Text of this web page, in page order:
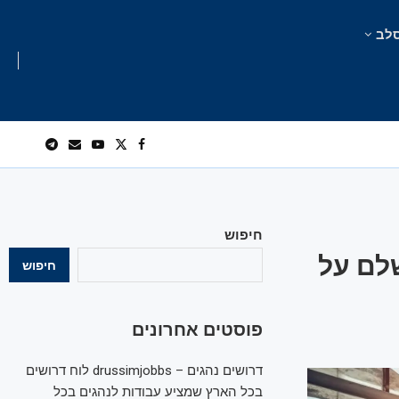
על
חיפוש
חיפוש
פוסטים אחרונים
דרושים נהגים – drussimjobbs לוח דרושים
בכל הארץ שמציע עבודות לנהגים בכל